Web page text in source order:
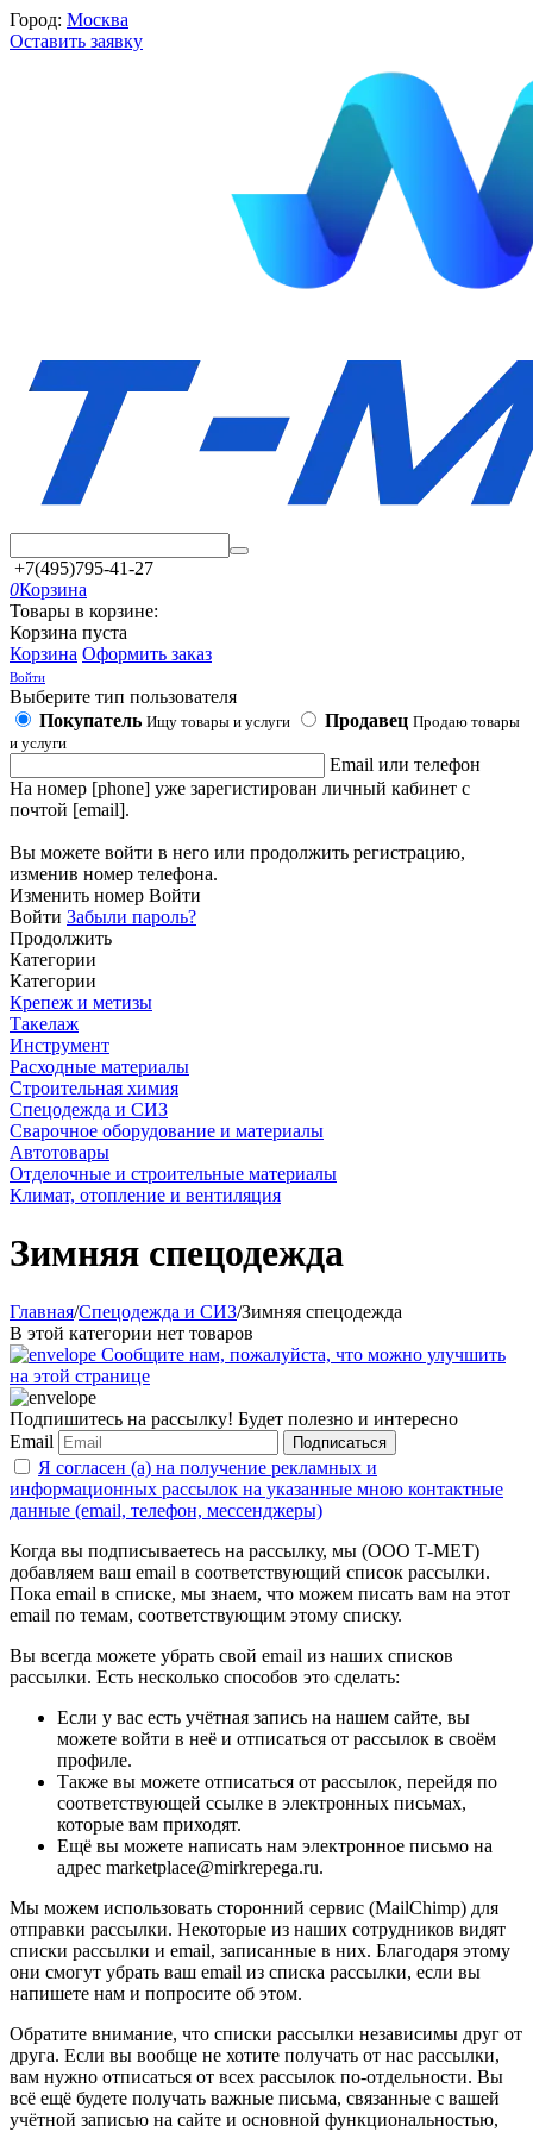
Город: Москва
Оставить заявку
+7(495)795-41-27
0Корзина
Товары в корзине:
Корзина пуста
Корзина Оформить заказ
Войти
Выберите тип пользователя
Покупатель Ищу товары и услуги Продавец Продаю товары
и услуги
Email или телефон
На номер [phone] уже зарегистирован личный кабинет с
почтой [email].
Вы можете войти в него или продолжить регистрацию,
изменив номер телефона.
Изменить номер Войти
Войти Забыли пароль?
Продолжить
Категории
Категории
Крепеж и метизы
Такелаж
Инструмент
Расходные материалы
Строительная химия
Спецодежда и СИЗ
Сварочное оборудование и материалы
Автотовары
Отделочные и строительные материалы
Климат, отопление и вентиляция
Зимняя спецодежда
Главная/Спецодежда и СИЗ/Зимняя спецодежда
В этой категории нет товаров
Сообщите нам, пожалуйста, что можно улучшить
на этой странице
Подпишитесь на рассылку! Будет полезно и интересно
Email
Подписаться
Я согласен (а) на получение рекламных и
информационных рассылок на указанные мною контактные
данные (email, телефон, мессенджеры)
Когда вы подписываетесь на рассылку, мы (ООО Т-МЕТ)
добавляем ваш email в соответствующий список рассылки.
Пока email в списке, мы знаем, что можем писать вам на этот
email по темам, соответствующим этому списку.
Вы всегда можете убрать свой email из наших списков
рассылки. Есть несколько способов это сделать:
Если у вас есть учётная запись на нашем сайте, вы
можете войти в неё и отписаться от рассылок в своём
профиле.
Также вы можете отписаться от рассылок, перейдя по
соответствующей ссылке в электронных письмах,
которые вам приходят.
Ещё вы можете написать нам электронное письмо на
адрес marketplace@mirkrepega.ru.
Мы можем использовать сторонний сервис (MailChimp) для
отправки рассылки. Некоторые из наших сотрудников видят
списки рассылки и email, записанные в них. Благодаря этому
они смогут убрать ваш email из списка рассылки, если вы
напишете нам и попросите об этом.
Обратите внимание, что списки рассылки независимы друг от
друга. Если вы вообще не хотите получать от нас рассылки,
вам нужно отписаться от всех рассылок по-отдельности. Вы
всё ещё будете получать важные письма, связанные с вашей
учётной записью на сайте и основной функциональностью,